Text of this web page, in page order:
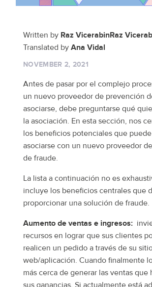
Policy Protect
Investors
Events
Press
Security Portal
Website Privacy Notice
EU Cookie Notice
Your Privacy Choices
Written by Raz VicerabinRaz
Translated by Ana Vidal
NOVEMBER 2, 2021
Antes de pasar por el complejo
un nuevo proveedor de prevención
asociarse, debe preguntarse qué
la asociación. En esta sección, nos
los beneficios potenciales que
asociarse con un nuevo proveedor
de fraude.
La lista a continuación no es
incluye los beneficios centrales que
proporcionar una solución de fraude.
Aumento de ventas e ingresos:
recursos en lograr que sus clientes
realicen un pedido a través de su
web/aplicación. Cuando finalmente
más cerca de generar las ventas que